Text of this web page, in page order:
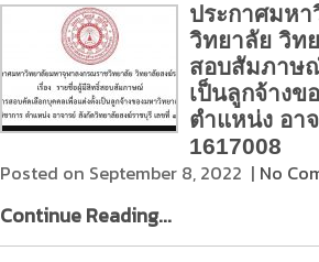
ประกาศมห
วิทยาลัย วิท
สอบสัมภาษ
เป็นลูกจ้างข
ตำแหน่ง อา
1617008
Posted on September 8, 2022 | No
Continue Reading...